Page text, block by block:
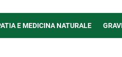
E MEDICINA NATURALE